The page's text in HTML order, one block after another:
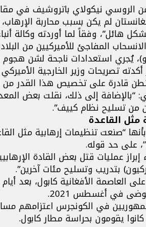
الروسي نيكولاي باتروشيف في
لم يكن بسبب محاربة
هائل”، وفقاً لما أوردته وكالة
المفاجئ للأميركيين من
يُجري استعدادات ناجحة لشن هجوم
تصريحات وزير الخارجية
قادرة على تخصيص هذا القدر من
إلى ذلك، نقلت بعض
من تسليح نظام كييف”.
مثل القاعدة
بأنها “صنعت تنظيمات إرهابية مثل
على حد قوله.
إبراز عمليات قتل بعض القادة
بتدريب وتسليح مئات آخرين”.
العاصمة الأفغانية كابول، بعد
في أغسطس 2021.
في الكونجرس اعتزامهم